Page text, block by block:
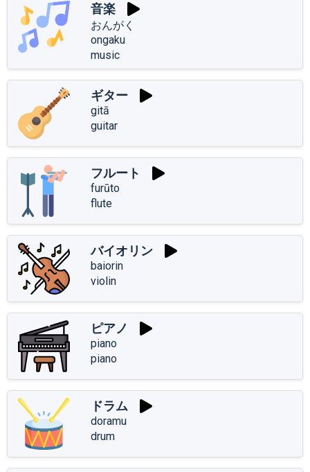
音楽
おんがく
ongaku
music
ギター
gitā
guitar
フルート
furūto
flute
バイオリン
baiorin
violin
ピアノ
piano
piano
ドラム
doramu
drum